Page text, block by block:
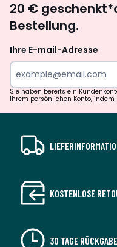
20 €
Bestellung.
Ihre E-mail-Adresse
Sie haben bereits ein
Ihrem persönlichen Konto, indem
KOSTENLOSE
30 TAGE